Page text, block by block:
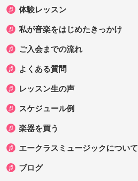
体験レッスン
私が音楽をはじめたきっかけ
ご入会までの流れ
よくある質問
レッスン生の声
スケジュール例
楽器を買う
エークラスミュージックについて
ブログ